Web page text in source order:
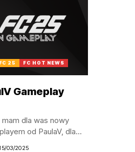
25
FC HOT NEWS
Gameplay
dla was nowy
od PaulaV, dla...
03/2025